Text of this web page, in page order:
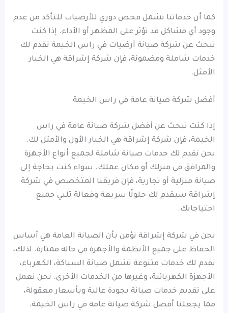
كما أن خدماتنا تشمل فحص دوري للأرضيات للتأكد من عدم
وجود أي مشاكل قد تؤثر على المظهر أو الأداء. إذا كنت
تبحث عن شركة صيانة أرضيات في راس الخيمة تقدم لك
خدمات شاملة ومضمونة، فإن شركة إشراقة هي الخيار
الأمثل.
أفضل شركة صيانة عامة في راس الخيمة
إذا كنت تبحث عن أفضل شركة صيانة عامة في راس
الخيمة، فإن شركة إشراقة هي الخيار الأول والأمثل لك.
نحن نقدم لك خدمات صيانة شاملة لجميع أنواع الأجهزة
والمرافق في منزلك أو مكان عملك. سواء كنت بحاجة إلى
صيانة منزلية أو تجارية، فإن فريقنا المتخصص في شركة
إشراقة سيقدم لك حلولًا سريعة وفعالة تلبي جميع
احتياجاتك.
نحن في شركة إشراقة نؤمن بأن الصيانة العامة هي أساس
الحفاظ على جميع الأنظمة والأجهزة في حالة ممتازة. لذلك،
نقدم لك خدمات متنوعة تشمل صيانة السباكة، الكهرباء،
الأجهزة الكهربائية، وغيرها من الخدمات الأخرى. نحن نعمل
على تقديم خدمات صيانة بجودة عالية وبأسعار معقولة،
مما يجعلنا أفضل شركة صيانة عامة في راس الخيمة.